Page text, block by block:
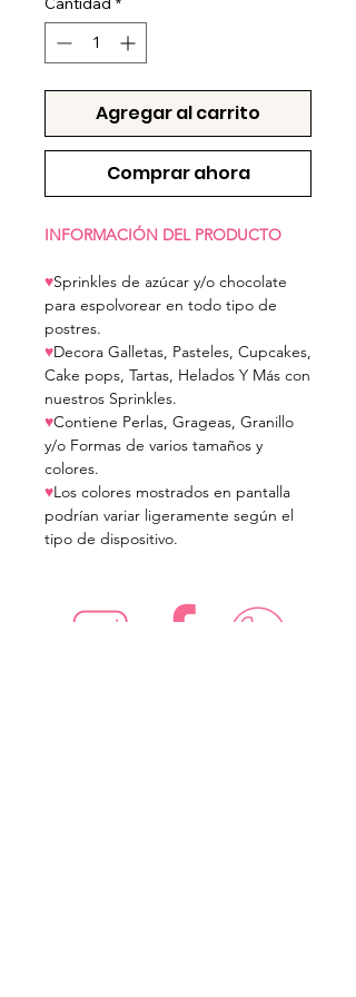
Agregar al carrito
Comprar ahora
INFORMACIÓN DEL PRODUCTO
♥Sprinkles de azúcar y/o chocolate
para espolvorear en todo tipo de
postres.
♥Decora Galletas, Pasteles, Cupcakes,
Cake pops, Tartas, Helados Y Más con
nuestros Sprinkles.
♥Contiene Perlas, Grageas, Granillo
y/o Formas de varios tamaños y
colores.
♥Los colores mostrados en pantalla
podrían variar ligeramente según el
tipo de dispositivo.